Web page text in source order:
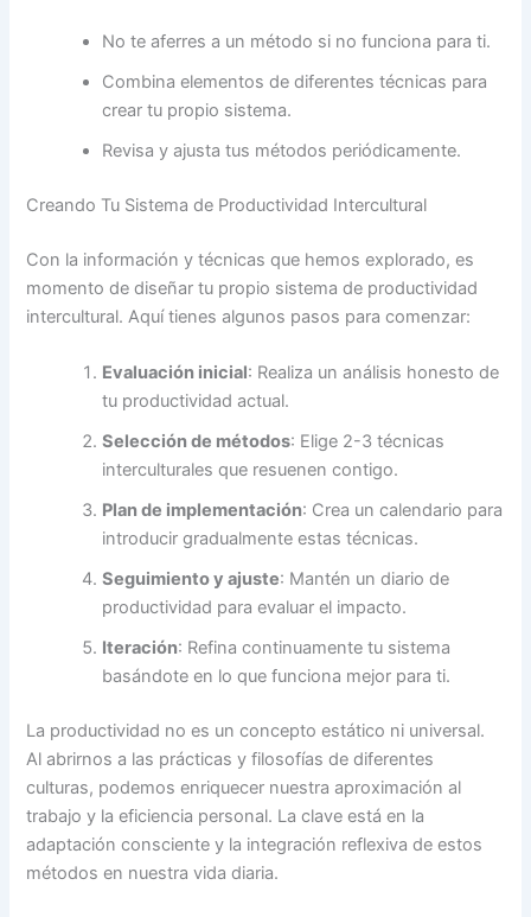
No te aferres a un método si no funciona para ti.
Combina elementos de diferentes técnicas para
crear tu propio sistema.
Revisa y ajusta tus métodos periódicamente.
Creando Tu Sistema de Productividad Intercultural
Con la información y técnicas que hemos explorado, es
momento de diseñar tu propio sistema de productividad
intercultural. Aquí tienes algunos pasos para comenzar:
Evaluación inicial: Realiza un análisis honesto de
tu productividad actual.
Selección de métodos: Elige 2-3 técnicas
interculturales que resuenen contigo.
Plan de implementación: Crea un calendario para
introducir gradualmente estas técnicas.
Seguimiento y ajuste: Mantén un diario de
productividad para evaluar el impacto.
Iteración: Refina continuamente tu sistema
basándote en lo que funciona mejor para ti.
La productividad no es un concepto estático ni universal.
Al abrirnos a las prácticas y filosofías de diferentes
culturas, podemos enriquecer nuestra aproximación al
trabajo y la eficiencia personal. La clave está en la
adaptación consciente y la integración reflexiva de estos
métodos en nuestra vida diaria.